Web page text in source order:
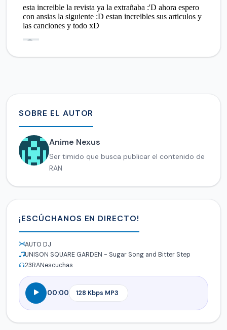
SOBRE EL AUTOR
Anime Nexus
Ser timido que busca publicar el contenido de
RAN
¡ESCÚCHANOS EN DIRECTO!
AUTO DJ
UNISON SQUARE GARDEN - Sugar Song and Bitter Step
23RANescuchas
00:00